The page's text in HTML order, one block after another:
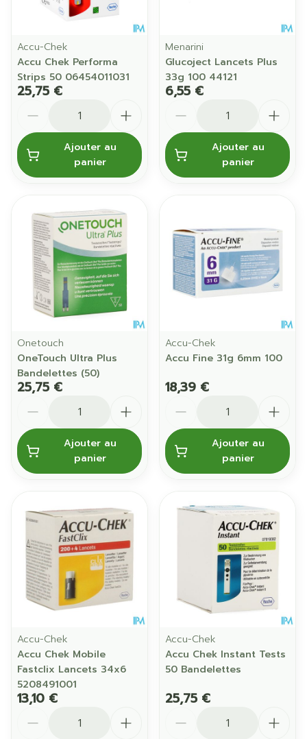
Accu-Chek
Accu Chek Performa
Strips 50 06454011031
25,75 €
Ajouter au
panier
Menarini
Glucoject Lancets Plus
33g 100 44121
6,55 €
Ajouter au
panier
Onetouch
OneTouch Ultra Plus
Bandelettes (50)
25,75 €
Ajouter au
panier
Accu-Chek
Accu Fine 31g 6mm 100
18,39 €
Ajouter au
panier
Accu-Chek
Accu Chek Mobile
Fastclix Lancets 34x6
5208491001
13,10 €
Accu-Chek
Accu Chek Instant Tests
50 Bandelettes
25,75 €